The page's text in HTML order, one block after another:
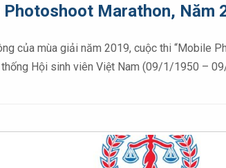
Photoshoot Marathon, Năm
của mùa giải năm 2019, cuộc thi “Mobile
thống Hội sinh viên Việt Nam (09/1/1950 –